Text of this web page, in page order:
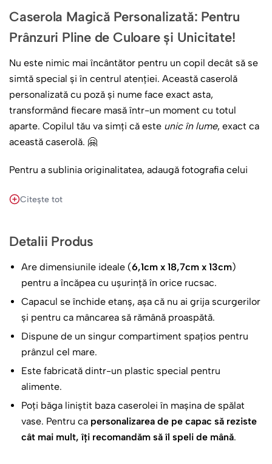
Caserola Magică Personalizată: Pentru
Prânzuri Pline de Culoare și Unicitate!
Nu este nimic mai încântător pentru un copil decât să se
simtă special și în centrul atenției. Această caserolă
personalizată cu poză și nume face exact asta,
transformând fiecare masă într-un moment cu totul
aparte. Copilul tău va simți că este unic în lume, exact ca
această caserolă. 🤗
Pentru a sublinia originalitatea, adaugă fotografia celui
special. 💖
🍏 Caserola Personalizată: Un Ajutor în
Drumul Spre Un Stil de Viață Sănătos! 🥦
Adu un zâmbet pe chipul copilului și încurajează-l să
consume mâncare sănătoasă cu caserola personalizată.
Când cel mic vede cutiuța veselă care îi poartă numele și
fotografia, va fi încântat să o deschidă și să descopere ce
gustări delicioase și sănătoase i-au pregătit părinții. 🍅🥕
educarea copilului în privința unei alimentații sănătoase.
Cu ajutorul ei, hrana de calitate, legumele crocante și
fructele zemoase vor fi cu adevărat păstrate (capacul
închide foarte bine protejând conținutul), transformând
masa de prânz într-un moment de savoare și bucurie! 🌟
Citește tot
Detalii Produs
Are dimensiunile ideale (6,1cm x 18,7cm x 13cm)
pentru a încăpea cu ușurință în orice rucsac.
Capacul se închide etanș, așa că nu ai grija scurgerilor
și pentru ca mâncarea să rămână proaspătă.
Dispune de un singur compartiment spațios pentru
prânzul cel mare.
Este fabricată dintr-un plastic special pentru
alimente.
Poți băga liniștit baza caserolei în mașina de spălat
vase. Pentru ca personalizarea de pe capac să reziste
cât mai mult, îți recomandăm să îl speli de mână.